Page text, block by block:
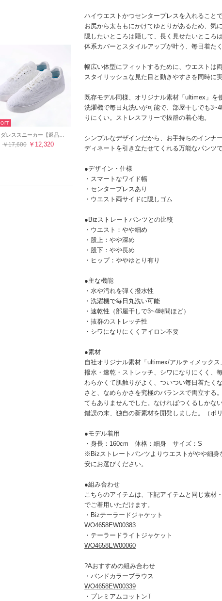
￥17,600 ￥12,320
ハイウエストかつセンタープレスを入れること
お尻から太ももにかけてゆとりがあるため、気
隠したいところは隠して、長く見せたいところ
体系カバーとスタイルアップが叶う、毎日着た
幅広い体型にフィットするために、ウエストは
スタイリッシュな見た目と動きやすさを同時に
既存モデル同様、オリジナル素材「ultimex」を
洗濯機で毎日丸洗いが可能で、部屋干しでも
りにくい。ストレスフリーで抜群の着心地。
シンプルなデザインだから、お手持ちのインナ
ディネートを引き立たせてくれる万能なパンツで
●デザイン・仕様
・スマートなワイド幅
・センタープレスあり
・ウエスト両サイドに隠しゴム
●Bizストレートパンツとの比較
・ウエスト：やや細め
・股上：やや深め
・股下：やや長め
・ヒップ：ややゆとり有り
●主な機能
・水や汚れを弾く撥水性
・洗濯機で毎日丸洗い可能
・速乾性（部屋干しで3~4時間ほど）
・抜群のストレッチ性
・シワになりにくくアイロン不要
●素材
自社オリジナル素材「ultimex/アルティメックス
撥水・速乾・ストレッチ、シワになりにくく、
わらかくて肌触りがよく、ついつい毎日着たく
さと、なめらかさを究極のバランスで両立する
てもありませんでした。なければつくるしかな
錯誤の末、独自の新素材を開発しました。（ポ
●モデル着用
・身長：160cm 体格：細身 サイズ：S
※Bizストレートパンツよりウエストがやや細身
安にお選びください。
●組み合わせ
こちらのアイテムは、下記アイテムと同じ素材
でご着用いただけます。
・Bizテーラードジャケット
WO4658EW00383
・テーラードライトジャケット
WO4658EW00060
?Aおすすめの組み合わせ
・バンドカラーブラウス
WO4658EW00339
・プレミアムコットンT